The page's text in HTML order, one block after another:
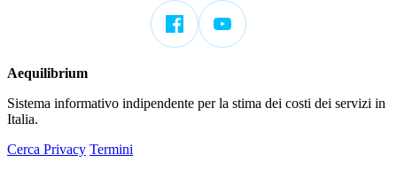
Aequilibrium
Sistema informativo indipendente per la stima dei costi dei servizi in
Italia.
Cerca Privacy Termini